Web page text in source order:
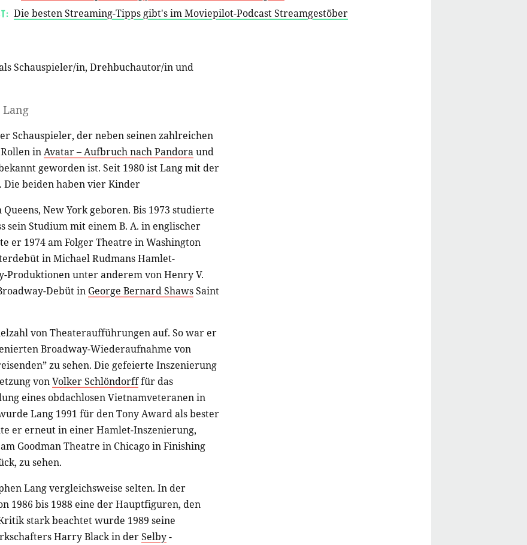
Die besten Streaming-Tipps gibt's im Moviepilot-Podcast Streamgestöber
Schauspieler/in, Drehbuchautor/inund
Lang
Schauspieler, der neben seinen zahlreichen
inAvatar – Aufbruch nach Pandoraund
geworden ist. Seit 1980 ist Lang mit der
beiden haben vier Kinder
New York geboren. Bis 1973 studierte
sein Studium mit einem B. A. in englischer
er 1974 am Folger Theatre in Washington
in Michael Rudmans Hamlet-
Produktionen unter anderem von Henry V.
Debüt in George Bernard ShawsSaint
von Theateraufführungen auf. So war er
Broadway-Wiederaufnahme von
zu sehen. Die gefeierte Inszenierung
vonVolker Schlöndorfffür das
eines obdachlosen Vietnamveteranen in
Lang 1991 für den Tony Award als bester
er erneut in einer Hamlet-Inszenierung,
Goodman Theatre in Chicago in Finishing
zu sehen.
Lang vergleichsweise selten. In der
1986 bis 1988 eine der Hauptfiguren, den
stark beachtet wurde 1989 seine
Harry Black in derSelby-